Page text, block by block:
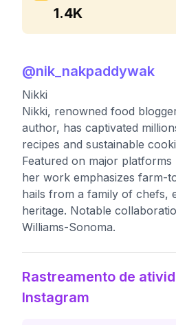
1.4K
@nik_nakpaddywak
Nikki
Nikki, renowned food
author, has captivated
recipes and sustainable
Featured on major
her work emphasizes farm-
hails from a family of chefs,
heritage. Notable
Williams-Sonoma.
Rastreamento de
Instagram